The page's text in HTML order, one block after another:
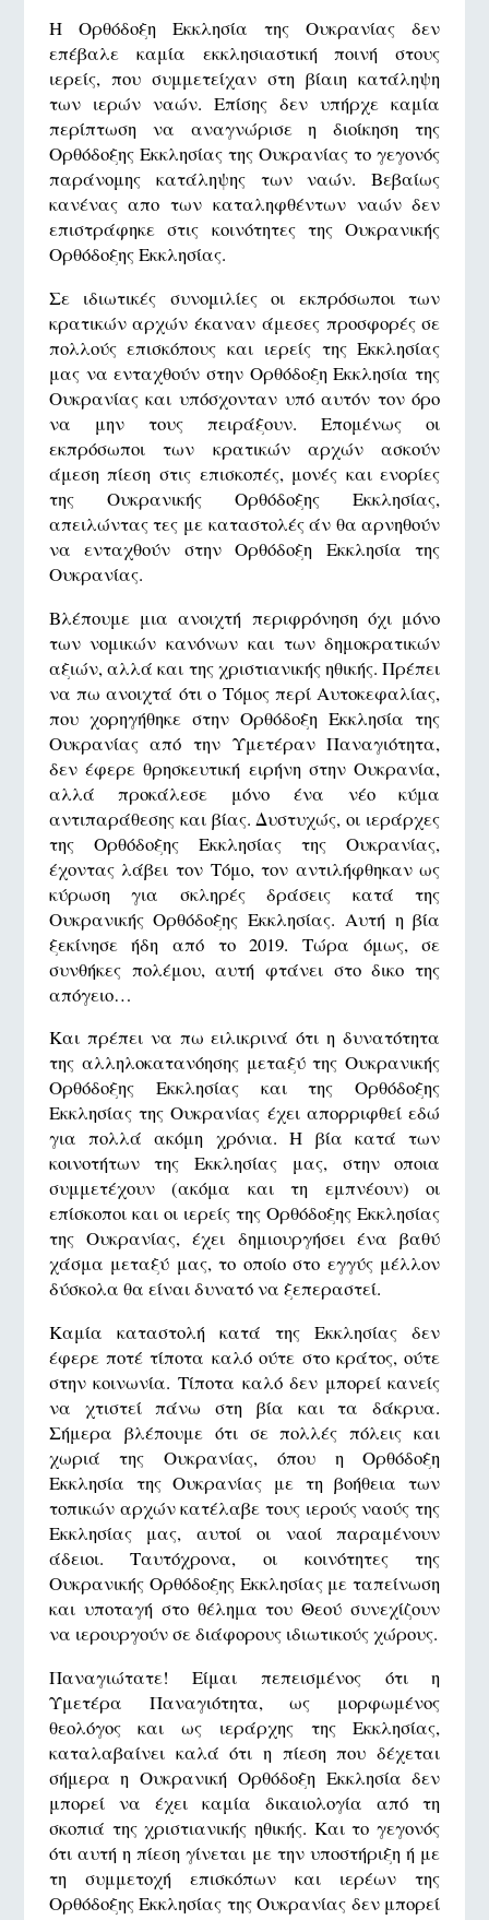
Η Ορθόδοξη Εκκλησία της Ουκρανίας δεν
επέβαλε καμία εκκλησιαστική ποινή στους
ιερείς, που συμμετείχαν στη βίαιη κατάληψη
των ιερών ναών. Επίσης δεν υπήρχε καμία
περίπτωση να αναγνώρισε η διοίκηση της
Ορθόδοξης Εκκλησίας της Ουκρανίας το γεγονός
παράνομης κατάληψης των ναών. Βεβαίως
κανένας απο των καταληφθέντων ναών δεν
επιστράφηκε στις κοινότητες της Ουκρανικής
Ορθόδοξης Εκκλησίας.
Σε ιδιωτικές συνομιλίες οι εκπρόσωποι των
κρατικών αρχών έκαναν άμεσες προσφορές σε
πολλούς επισκόπους και ιερείς της Εκκλησίας
μας να ενταχθούν στην Ορθόδοξη Εκκλησία της
Ουκρανίας και υπόσχονταν υπό αυτόν τον όρο
να μην τους πειράξουν. Επομένως οι
εκπρόσωποι των κρατικών αρχών ασκούν
άμεση πίεση στις επισκοπές, μονές και ενορίες
της Ουκρανικής Ορθόδοξης Εκκλησίας,
απειλώντας τες με καταστολές άν θα αρνηθούν
να ενταχθούν στην Ορθόδοξη Εκκλησία της
Ουκρανίας.
Βλέπουμε μια ανοιχτή περιφρόνηση όχι μόνο
των νομικών κανόνων και των δημοκρατικών
αξιών, αλλά και της χριστιανικής ηθικής. Πρέπει
να πω ανοιχτά ότι ο Τόμος περί Αυτοκεφαλίας,
που χορηγήθηκε στην Ορθόδοξη Εκκλησία της
Ουκρανίας από την Υμετέραν Παναγιότητα,
δεν έφερε θρησκευτική ειρήνη στην Ουκρανία,
αλλά προκάλεσε μόνο ένα νέο κύμα
αντιπαράθεσης και βίας. Δυστυχώς, οι ιεράρχες
της Ορθόδοξης Εκκλησίας της Ουκρανίας,
έχοντας λάβει τον Τόμο, τον αντιλήφθηκαν ως
κύρωση για σκληρές δράσεις κατά της
Ουκρανικής Ορθόδοξης Εκκλησίας. Αυτή η βία
ξεκίνησε ήδη από το 2019. Τώρα όμως, σε
συνθήκες πολέμου, αυτή φτάνει στο δικο της
απόγειο…
Και πρέπει να πω ειλικρινά ότι η δυνατότητα
της αλληλοκατανόησης μεταξύ της Ουκρανικής
Ορθόδοξης Εκκλησίας και της Ορθόδοξης
Εκκλησίας της Ουκρανίας έχει απορριφθεί εδώ
για πολλά ακόμη χρόνια. Η βία κατά των
κοινοτήτων της Εκκλησίας μας, στην οποια
συμμετέχουν (ακόμα και τη εμπνέουν) οι
επίσκοποι και οι ιερείς της Ορθόδοξης Εκκλησίας
της Ουκρανίας, έχει δημιουργήσει ένα βαθύ
χάσμα μεταξύ μας, το οποίο στο εγγύς μέλλον
δύσκολα θα είναι δυνατό να ξεπεραστεί.
Καμία καταστολή κατά της Εκκλησίας δεν
έφερε ποτέ τίποτα καλό ούτε στο κράτος, ούτε
στην κοινωνία. Τίποτα καλό δεν μπορεί κανείς
να χτιστεί πάνω στη βία και τα δάκρυα.
Σήμερα βλέπουμε ότι σε πολλές πόλεις και
χωριά της Ουκρανίας, όπου η Ορθόδοξη
Εκκλησία της Ουκρανίας με τη βοήθεια των
τοπικών αρχών κατέλαβε τους ιερούς ναούς της
Εκκλησίας μας, αυτοί οι ναοί παραμένουν
άδειοι. Ταυτόχρονα, οι κοινότητες της
Ουκρανικής Ορθόδοξης Εκκλησίας με ταπείνωση
και υποταγή στο θέλημα του Θεού συνεχίζουν
να ιερουργούν σε διάφορους ιδιωτικούς χώρους.
Παναγιώτατε! Είμαι πεπεισμένος ότι η
Υμετέρα Παναγιότητα, ως μορφωμένος
θεολόγος και ως ιεράρχης της Εκκλησίας,
καταλαβαίνει καλά ότι η πίεση που δέχεται
σήμερα η Ουκρανική Ορθόδοξη Εκκλησία δεν
μπορεί να έχει καμία δικαιολογία από τη
σκοπιά της χριστιανικής ηθικής. Και το γεγονός
ότι αυτή η πίεση γίνεται με την υποστήριξη ή με
τη συμμετοχή επισκόπων και ιερέων της
Ορθόδοξης Εκκλησίας της Ουκρανίας δεν μπορεί